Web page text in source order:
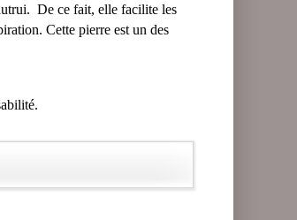
De ce fait, elle facilite les
Cette pierre est un des